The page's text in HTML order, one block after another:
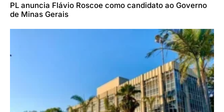
PL anuncia Flávio Roscoe como candidato ao Governo
de Minas Gerais